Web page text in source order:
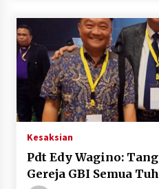
Kesaksian
Pdt Edy Wagino:
Gereja GBI Semua